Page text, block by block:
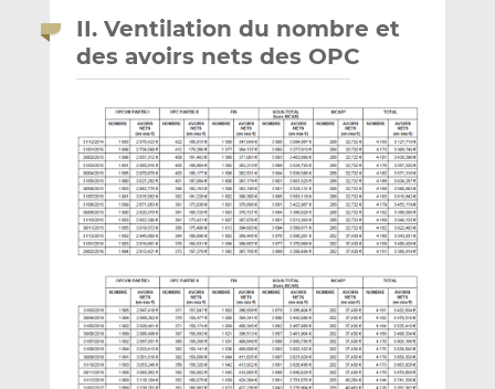
II. Ventilation du nombre et
des avoirs nets des OPC